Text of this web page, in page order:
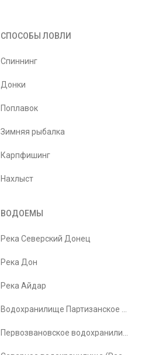
СПОСОБЫ ЛОВЛИ
Спиннинг
Донки
Поплавок
Зимняя рыбалка
Карпфишинг
Нахлыст
ВОДОЕМЫ
Река Северский Донец
Река Дон
Река Айдар